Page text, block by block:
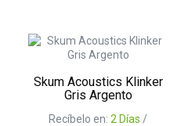
Skum Acoustics Klinker
Gris Argento
Recíbelo en: 2 Días /